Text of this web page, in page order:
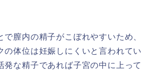
で膣内の精子がこぼれやすいため、
の体位は妊娠しにくいと言われてい
発な精子であれば子宮の中に上って